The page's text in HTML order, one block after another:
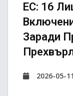
ЕС: 16
Заради
2026-05-